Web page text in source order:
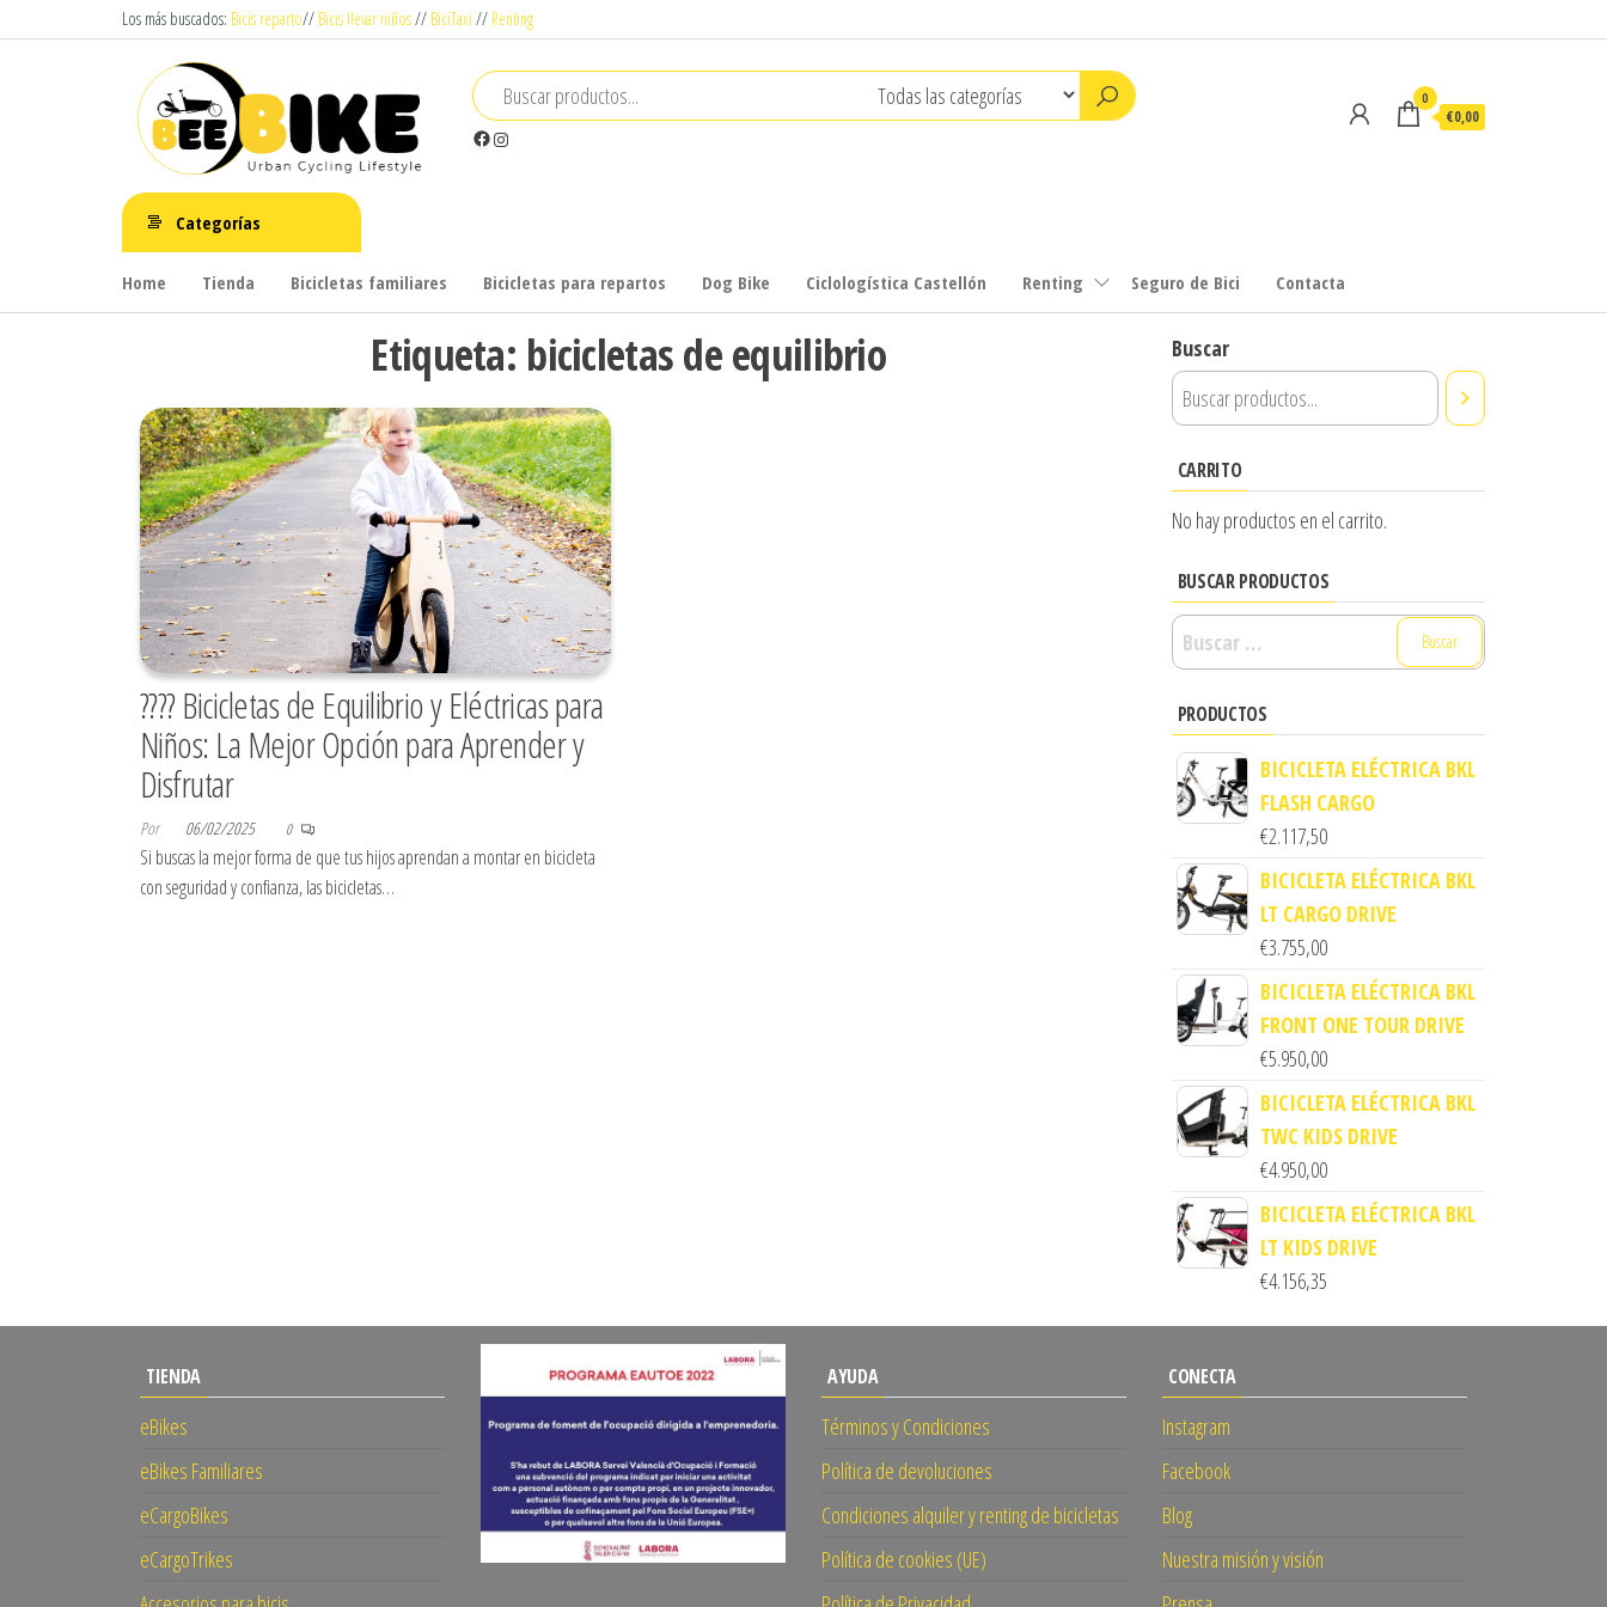
al
Los más buscados: Bicis reparto// Bicis llevar niños// BiciTaxi // Renting
Beebike
Urban
Cyclying
Facebook
Instagram
0
€0,00
Categorías
Home Tienda Bicicletas familiares Bicicletas para repartos Dog Bike Ciclologística Castellón Renting Seguro de Bici Contacta
Etiqueta: bicicletas de equilibrio
???? Bicicletas de Equilibrio y Eléctricas para
Niños: La Mejor Opción para Aprender y
Disfrutar
Por 06/02/2025 0
Si buscas la mejor forma de que tus hijos aprendan a montar en bicicleta
con seguridad y confianza, las bicicletas…
Buscar
CARRITO
No hay productos en el carrito.
BUSCAR PRODUCTOS
Buscar:
PRODUCTOS
BICICLETA ELÉCTRICA BKL
FLASH CARGO
€2.117,50
BICICLETA ELÉCTRICA BKL
LT CARGO DRIVE
€3.755,00
BICICLETA ELÉCTRICA BKL
FRONT ONE TOUR DRIVE
€5.950,00
BICICLETA ELÉCTRICA BKL
TWC KIDS DRIVE
€4.950,00
BICICLETA ELÉCTRICA BKL
LT KIDS DRIVE
€4.156,35
TIENDA
eBikes
eBikes Familiares
eCargoBikes
eCargoTrikes
AYUDA
Términos y Condiciones
Política de devoluciones
Condiciones alquiler y renting de bicicletas
Política de cookies (UE)
CONECTA
Instagram
Facebook
Blog
Nuestra misión y visión